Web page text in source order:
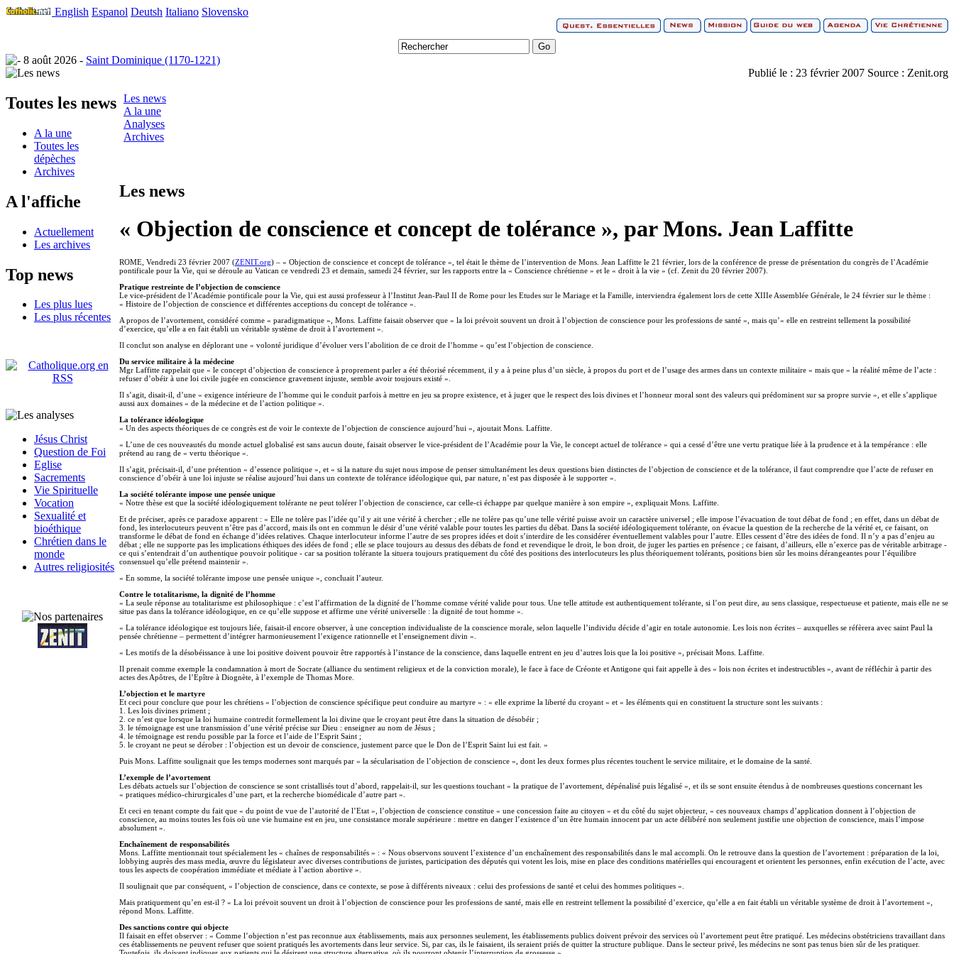
English Espanol Deutsh Italiano Slovensko
8 août 2026 - Saint Dominique (1170-1221)
Toutes les news
A la une
Toutes les
dépèches
Archives
A l'affiche
Actuellement
Les archives
Top news
Les plus lues
Les plus récentes
Jésus Christ
Question de Foi
Eglise
Sacrements
Vie Spirituelle
Vocation
Sexualité et
bioéthique
Chrétien dans le
monde
Autres religiosités
Publié le : 23 février 2007 Source : Zenit.org
Les news
A la une
Analyses
Archives
Les news
« Objection de conscience et concept de tolérance », par Mons. Jean Laffitte
ROME, Vendredi 23 février 2007 (ZENIT.org) – « Objection de conscience et concept de tolérance », tel était le thème de l’intervention de Mons. Jean Laffitte le 21 février, lors de la conférence de presse de présentation du congrès de l’Académie
pontificale pour la Vie, qui se déroule au Vatican ce vendredi 23 et demain, samedi 24 février, sur les rapports entre la « Conscience chrétienne » et le « droit à la vie » (cf. Zenit du 20 février 2007).
Pratique restreinte de l’objection de conscience
Le vice-président de l’Académie pontificale pour la Vie, qui est aussi professeur à l’Institut Jean-Paul II de Rome pour les Etudes sur le Mariage et la Famille, interviendra également lors de cette XIIIe Assemblée Générale, le 24 février sur le thème :
« Histoire de l’objection de conscience et différentes acceptions du concept de tolérance ».
A propos de l’avortement, considéré comme « paradigmatique », Mons. Laffitte faisait observer que « la loi prévoit souvent un droit à l’objection de conscience pour les professions de santé », mais qu’« elle en restreint tellement la possibilité
d’exercice, qu’elle a en fait établi un véritable système de droit à l’avortement ».
Il conclut son analyse en déplorant une « volonté juridique d’évoluer vers l’abolition de ce droit de l’homme » qu’est l’objection de conscience.
Du service militaire à la médecine
Mgr Laffitte rappelait que « le concept d’objection de conscience à proprement parler a été théorisé récemment, il y a à peine plus d’un siècle, à propos du port et de l’usage des armes dans un contexte militaire » mais que « la réalité même de l’acte :
refuser d’obéir à une loi civile jugée en conscience gravement injuste, semble avoir toujours existé ».
Il s’agit, disait-il, d’une « exigence intérieure de l’homme qui le conduit parfois à mettre en jeu sa propre existence, et à juger que le respect des lois divines et l’honneur moral sont des valeurs qui prédominent sur sa propre survie », et elle s’applique
aussi aux domaines « de la médecine et de l’action politique ».
La tolérance idéologique
« Un des aspects théoriques de ce congrès est de voir le contexte de l’objection de conscience aujourd’hui », ajoutait Mons. Laffitte.
« L’une de ces nouveautés du monde actuel globalisé est sans aucun doute, faisait observer le vice-président de l’Académie pour la Vie, le concept actuel de tolérance » qui a cessé d’être une vertu pratique liée à la prudence et à la tempérance : elle
prétend au rang de « vertu théorique ».
Il s’agit, précisait-il, d’une prétention « d’essence politique », et « si la nature du sujet nous impose de penser simultanément les deux questions bien distinctes de l’objection de conscience et de la tolérance, il faut comprendre que l’acte de refuser en
conscience d’obéir à une loi injuste se réalise aujourd’hui dans un contexte de tolérance idéologique qui, par nature, n’est pas disposée à le supporter ».
La société tolérante impose une pensée unique
« Notre thèse est que la société idéologiquement tolérante ne peut tolérer l’objection de conscience, car celle-ci échappe par quelque manière à son empire », expliquait Mons. Laffitte.
Et de préciser, après ce paradoxe apparent : « Elle ne tolère pas l’idée qu’il y ait une vérité à chercher ; elle ne tolère pas qu’une telle vérité puisse avoir un caractère universel ; elle impose l’évacuation de tout débat de fond ; en effet, dans un débat de
fond, les interlocuteurs peuvent n’être pas d’accord, mais ils ont en commun le désir d’une vérité valable pour toutes les parties du débat. Dans la société idéologiquement tolérante, on évacue la question de la recherche de la vérité et, ce faisant, on
transforme le débat de fond en échange d’idées relatives. Chaque interlocuteur informe l’autre de ses propres idées et doit s’interdire de les considérer éventuellement valables pour l’autre. Elles cessent d’être des idées de fond. Il n’y a pas d’enjeu au
débat ; elle ne supporte pas les implications éthiques des idées de fond ; elle se place toujours au dessus des débats de fond et revendique le droit, le bon droit, de juger les parties en présence ; ce faisant, d’ailleurs, elle n’exerce pas de véritable arbitrage -
ce qui s’entendrait d’un authentique pouvoir politique - car sa position tolérante la situera toujours pratiquement du côté des positions des interlocuteurs les plus théoriquement tolérants, positions bien sûr les moins dérangeantes pour l’équilibre
consensuel qu’elle prétend maintenir ».
« En somme, la société tolérante impose une pensée unique », concluait l’auteur.
Contre le totalitarisme, la dignité de l’homme
« La seule réponse au totalitarisme est philosophique : c’est l’affirmation de la dignité de l’homme comme vérité valide pour tous. Une telle attitude est authentiquement tolérante, si l’on peut dire, au sens classique, respectueuse et patiente, mais elle ne se
situe pas dans la tolérance idéologique, en ce qu’elle suppose et affirme une vérité universelle : la dignité de tout homme ».
« La tolérance idéologique est toujours liée, faisait-il encore observer, à une conception individualiste de la conscience morale, selon laquelle l’individu décide d’agir en totale autonomie. Les lois non écrites – auxquelles se réfèrera avec saint Paul la
pensée chrétienne – permettent d’intégrer harmonieusement l’exigence rationnelle et l’enseignement divin ».
« Les motifs de la désobéissance à une loi positive doivent pouvoir être rapportés à l’instance de la conscience, dans laquelle entrent en jeu d’autres lois que la loi positive », précisait Mons. Laffitte.
Il prenait comme exemple la condamnation à mort de Socrate (alliance du sentiment religieux et de la conviction morale), le face à face de Créonte et Antigone qui fait appelle à des « lois non écrites et indestructibles », avant de réfléchir à partir des
actes des Apôtres, de l’Epître à Diognète, à l’exemple de Thomas More.
L’objection et le martyre
Et ceci pour conclure que pour les chrétiens « l’objection de conscience spécifique peut conduire au martyre » : « elle exprime la liberté du croyant » et « les éléments qui en constituent la structure sont les suivants :
1. Les lois divines priment ;
2. ce n’est que lorsque la loi humaine contredit formellement la loi divine que le croyant peut être dans la situation de désobéir ;
3. le témoignage est une transmission d’une vérité précise sur Dieu : enseigner au nom de Jésus ;
4. le témoignage est rendu possible par la force et l’aide de l’Esprit Saint ;
5. le croyant ne peut se dérober : l’objection est un devoir de conscience, justement parce que le Don de l’Esprit Saint lui est fait. »
Puis Mons. Laffitte soulignait que les temps modernes sont marqués par « la sécularisation de l’objection de conscience », dont les deux formes plus récentes touchent le service militaire, et le domaine de la santé.
L’exemple de l’avortement
Les débats actuels sur l’objection de conscience se sont cristallisés tout d’abord, rappelait-il, sur les questions touchant « la pratique de l’avortement, dépénalisé puis légalisé », et ils se sont ensuite étendus à de nombreuses questions concernant les
« pratiques médico-chirurgicales d’une part, et la recherche biomédicale d’autre part ».
Et ceci en tenant compte du fait que « du point de vue de l’autorité de l’Etat », l’objection de conscience constitue « une concession faite au citoyen » et du côté du sujet objecteur, « ces nouveaux champs d’application donnent à l’objection de
conscience, au moins toutes les fois où une vie humaine est en jeu, une consistance morale supérieure : mettre en danger l’existence d’un être humain innocent par un acte délibéré non seulement justifie une objection de conscience, mais l’impose
absolument ».
Enchaînement de responsabilités
Mons. Laffitte mentionnait tout spécialement les « chaînes de responsabilités » : « Nous observons souvent l’existence d’un enchaînement des responsabilités dans le mal accompli. On le retrouve dans la question de l’avortement : préparation de la loi,
lobbying auprès des mass media, œuvre du législateur avec diverses contributions de juristes, participation des députés qui votent les lois, mise en place des conditions matérielles qui encouragent et orientent les personnes, enfin exécution de l’acte, avec
tous les aspects de coopération immédiate et médiate à l’action abortive ».
Il soulignait que par conséquent, « l’objection de conscience, dans ce contexte, se pose à différents niveaux : celui des professions de santé et celui des hommes politiques ».
Mais pratiquement qu’en est-il ? « La loi prévoit souvent un droit à l’objection de conscience pour les professions de santé, mais elle en restreint tellement la possibilité d’exercice, qu’elle a en fait établi un véritable système de droit à l’avortement »,
répond Mons. Laffitte.
Des sanctions contre qui objecte
Il faisait en effet observer : « Comme l’objection n’est pas reconnue aux établissements, mais aux personnes seulement, les établissements publics doivent prévoir des services où l’avortement peut être pratiqué. Les médecins obstétriciens travaillant dans
ces établissements ne peuvent refuser que soient pratiqués les avortements dans leur service. Si, par cas, ils le faisaient, ils seraient priés de quitter la structure publique. Dans le secteur privé, les médecins ne sont pas tenus bien sûr de les pratiquer.